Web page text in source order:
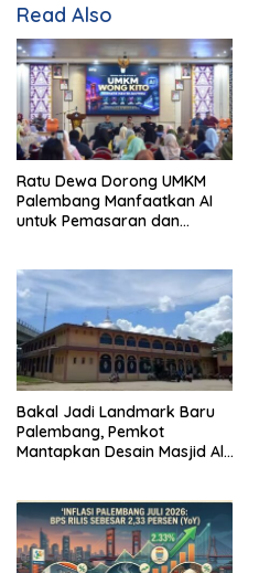
Read Also
Ratu Dewa Dorong UMKM
Palembang Manfaatkan AI
untuk Pemasaran dan
Bakal Jadi Landmark Baru
Palembang, Pemkot
Mantapkan Desain Masjid Al